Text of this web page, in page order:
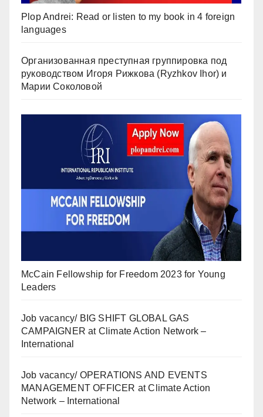
Plop Andrei: Read or listen to my book in 4 foreign
languages
Организованная преступная группировка под
руководством Игоря Рижкова (Ryzhkov Ihor) и
Марии Соколовой
McCain Fellowship for Freedom 2023 for Young
Leaders
Job vacancy/ BIG SHIFT GLOBAL GAS
CAMPAIGNER at Climate Action Network –
International
Job vacancy/ OPERATIONS AND EVENTS
MANAGEMENT OFFICER at Climate Action
Network – International